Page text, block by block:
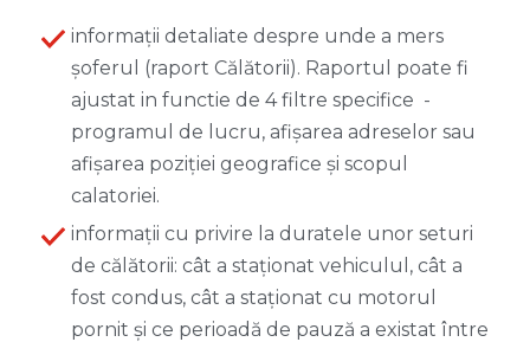
informații detaliate despre unde a mers
șoferul (raport Călătorii). Raportul poate fi
ajustat in functie de 4 filtre specifice -
programul de lucru, afișarea adreselor sau
afișarea poziției geografice și scopul
calatoriei.
informații cu privire la duratele unor seturi
de călătorii: cât a staționat vehiculul, cât a
fost condus, cât a staționat cu motorul
pornit și ce perioadă de pauză a existat între